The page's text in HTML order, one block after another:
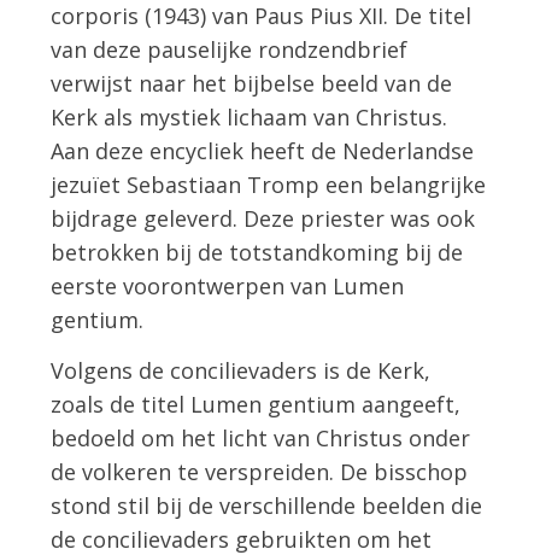
corporis (1943) van Paus Pius XII. De titel
van deze pauselijke rondzendbrief
verwijst naar het bijbelse beeld van de
Kerk als mystiek lichaam van Christus.
Aan deze encycliek heeft de Nederlandse
jezuïet Sebastiaan Tromp een belangrijke
bijdrage geleverd. Deze priester was ook
betrokken bij de totstandkoming bij de
eerste voorontwerpen van Lumen
gentium.
Volgens de concilievaders is de Kerk,
zoals de titel Lumen gentium aangeeft,
bedoeld om het licht van Christus onder
de volkeren te verspreiden. De bisschop
stond stil bij de verschillende beelden die
de concilievaders gebruikten om het